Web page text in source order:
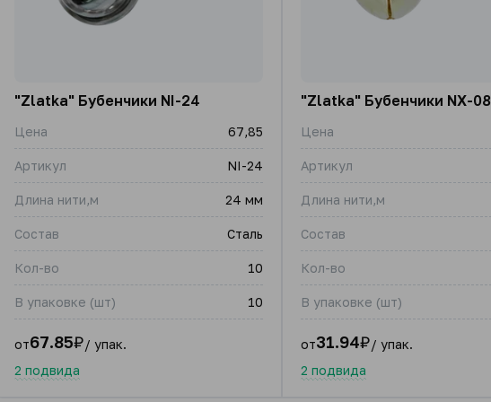
"Zlatka" Бубенчики NI-24
Цена 67,85
Артикул NI-24
Длина нити,м 24 мм
Состав Сталь
Кол-во 10
В упаковке (шт) 10
от67.85₽/ упак.
2 подвида
"Zlatka" Бубенчики NX-08
Цена
Артикул
Длина нити,м
Состав
Кол-во
В упаковке (шт)
от31.94₽/ упак.
2 подвида